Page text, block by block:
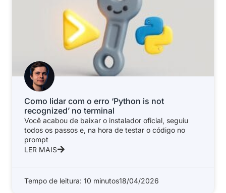
Como lidar com o erro ‘Python is not
recognized’ no terminal
Você acabou de baixar o instalador oficial, seguiu
todos os passos e, na hora de testar o código no
prompt
LER MAIS
Tempo de leitura: 10 minutos18/04/2026